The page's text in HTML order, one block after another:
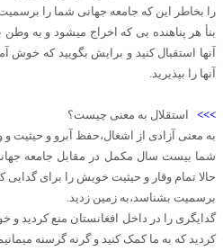
را بخاطر این که جامعه جهانی شما را
بنأ هر پناهنده بی که اخراج میشود و به وطن
آنها استقبال کنید و برایش بگویید که خوش
آنها را بپذیرید.
>>> استقلال به معنی چیست؟
به معنی آزادی از اشغال،حفظ آبرو و حیثیت
شما بیست سال مکمل در مقابل جامعه
حالا تمام وقار و حیثیت خویش را برای گدایی
برسمیت بشناسد،به زمین زدید.
گدایگری را در داخل افغانستان منع کردید
کردید که به ما کمک کنید و گرنه گرسنه